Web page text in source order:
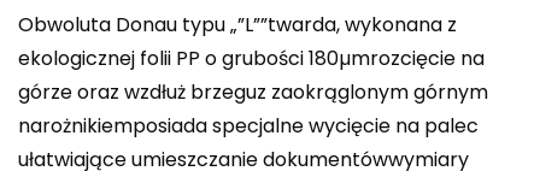
Obwoluta Donau typu „”L””twarda, wykonana z
ekologicznej folii PP o grubości 180µmrozcięcie na
górze oraz wzdłuż brzeguz zaokrąglonym górnym
narożnikiemposiada specjalne wycięcie na palec
ułatwiające umieszczanie dokumentówwymiary